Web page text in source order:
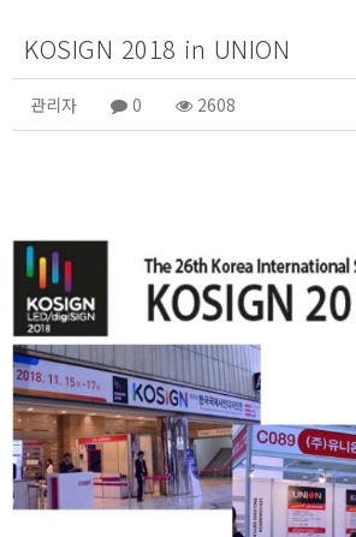
KOSIGN 2018 in UNION
관리자 0 2608